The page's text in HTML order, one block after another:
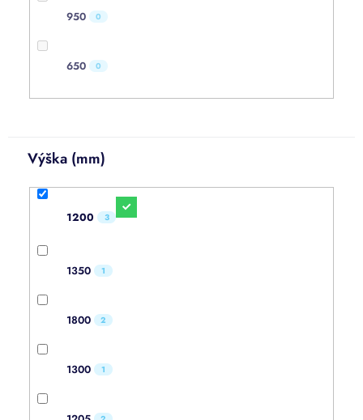
950 0
650 0
Výška (mm)
1200 3
1350 1
1800 2
1300 1